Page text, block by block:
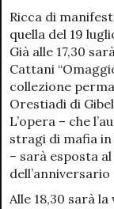
Ricca di
quella del 19
Già alle 17,30
Cattani
collezione
Orestiadi di
L’opera – che
stragi di mafia
– sarà esposta
Alle 18,30 sarà